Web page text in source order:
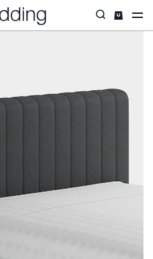
Baza & Başlık Somni